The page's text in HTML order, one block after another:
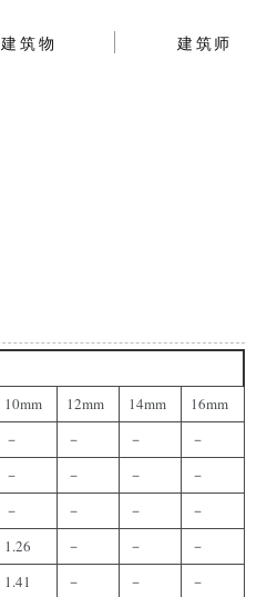
建筑物 建筑师
10mm 12mm 14mm
16mm
－ － －
－
－ － －
－
－ － －
－
1.26 － －
－
1.41 － －
－